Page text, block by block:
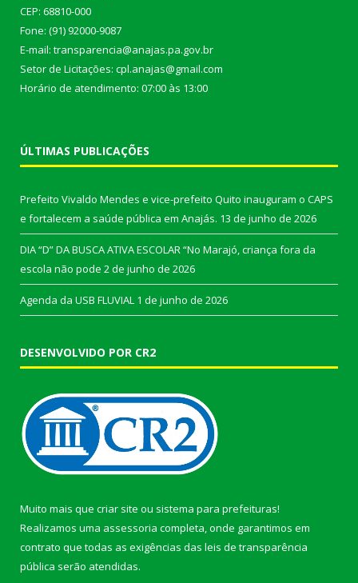
CEP: 68810-000
Fone: (91) 92000-9087
E-mail: transparencia@anajas.pa.gov.br
Setor de Licitações: cpl.anajas@gmail.com
Horário de atendimento: 07:00 às 13:00
ÚLTIMAS PUBLICAÇÕES
Prefeito Vivaldo Mendes e vice-prefeito Quito inauguram o CAPS
e fortalecem a saúde pública em Anajás. 13 de junho de 2026
DIA “D” DA BUSCA ATIVA ESCOLAR “No Marajó, criança fora da
escola não pode 2 de junho de 2026
Agenda da USB FLUVIAL 1 de junho de 2026
DESENVOLVIDO POR CR2
Muito mais que criar site ou sistema para prefeituras!
Realizamos uma assessoria completa, onde garantimos em
contrato que todas as exigências das leis de transparência
pública serão atendidas.